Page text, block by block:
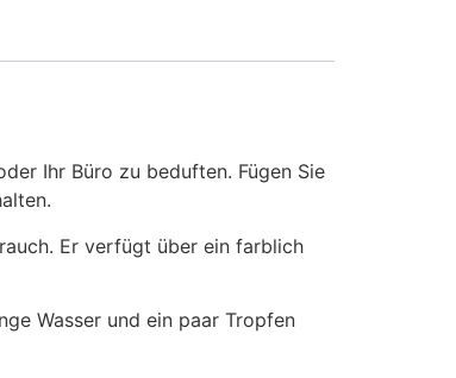
Ihr Büro zu beduften. Fügen Sie
Er verfügt über ein farblich
Wasser und ein paar Tropfen